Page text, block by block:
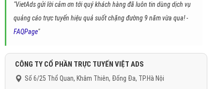
"VietAds gửi lời cảm ơn tới quý khách hàng đã luôn tin dùng dịch vụ
quảng cáo trực tuyến hiệu quả suốt chặng đường 9 năm vừa qua! -
FAQPage"
CÔNG TY CỔ PHẦN TRỰC TUYẾN VIỆT ADS
Số 6/25 Thổ Quan, Khâm Thiên, Đống Đa, TP.Hà Nội